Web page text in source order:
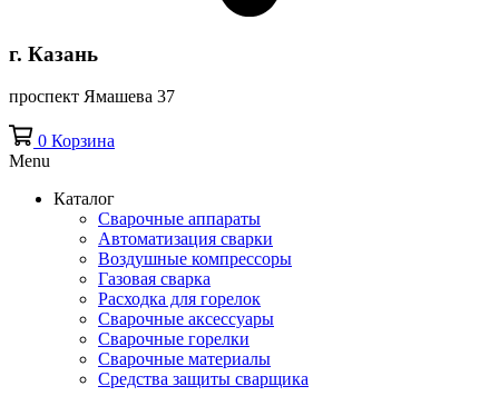
г. Казань
проспект Ямашева 37
0 Корзина
Menu
Каталог
Сварочные аппараты
Автоматизация сварки
Воздушные компрессоры
Газовая сварка
Расходка для горелок
Сварочные аксессуары
Сварочные горелки
Сварочные материалы
Средства защиты сварщика